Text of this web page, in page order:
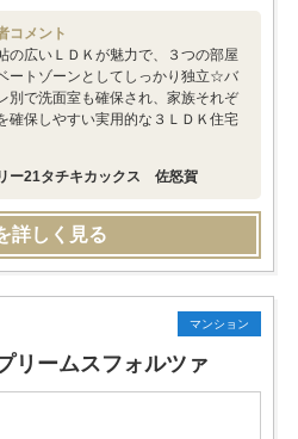
コメント
の広いＬＤＫが魅力で、３つの部屋
ートゾーンとしてしっかり独立☆バ
別で洗面室も確保され、家族それぞ
確保しやすい実用的な３ＬＤＫ住宅
ー21タチキカックス 佐怒賀
詳しく見る
マンション
リームスフォルツァ